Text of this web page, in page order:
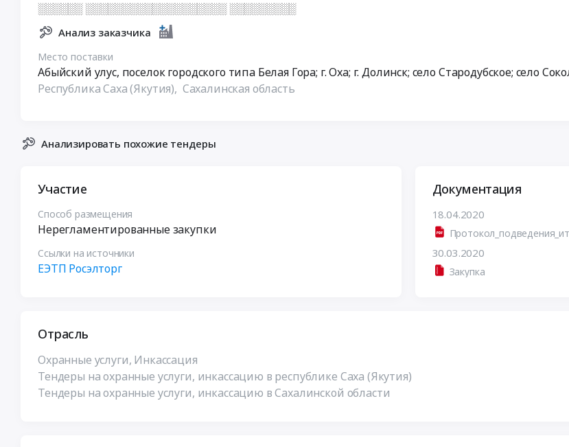
░░░░░░ ░░░░░░░░░░░░░░░░░░░ ░░░░░░░░░
Анализ заказчика
Место поставки
Абыйский улус, поселок городского типа Белая Гора; г. Оха; г. Долинск; село Стародубское; село
Республика Саха (Якутия), Сахалинская область
Анализировать похожие тендеры
Участие
Способ размещения
Нерегламентированные закупки
Ссылки на источники
ЕЭТП Росэлторг
Документация
18.04.2020
30.03.2020
Закупка
Отрасль
Охранные услуги, Инкассация
Тендеры на охранные услуги, инкассацию в республике Саха (Якутия)
Тендеры на охранные услуги, инкассацию в Сахалинской области